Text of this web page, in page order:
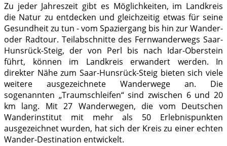
Zu jeder Jahreszeit gibt es Möglichkeiten, im Landkreis
die Natur zu entdecken und gleichzeitig etwas für seine
Gesundheit zu tun - vom Spaziergang bis hin zur Wander-
oder Radtour. Teilabschnitte des Fernwanderwegs Saar-
Hunsrück-Steig, der von Perl bis nach Idar-Oberstein
führt, können im Landkreis erwandert werden. In
direkter Nähe zum Saar-Hunsrück-Steig bieten sich viele
weitere ausgezeichnete Wanderwege an. Die
sogenannten „Traumschleifen“ sind zwischen 6 und 20
km lang. Mit 27 Wanderwegen, die vom Deutschen
Wanderinstitut mit mehr als 50 Erlebnispunkten
ausgezeichnet wurden, hat sich der Kreis zu einer echten
Wander-Destination entwickelt.